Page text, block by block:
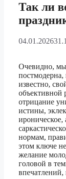
Так ли
04.01.2026
Очевидно,
постмодерна,
известно,
объективной
отрицание
истины,
ироническое,
нормам,
этом ключе
желание
головой в